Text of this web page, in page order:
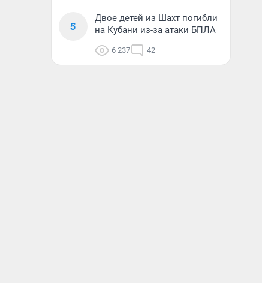
5
Двое детей из Шахт погибли
на Кубани из-за атаки БПЛА
6 237 42